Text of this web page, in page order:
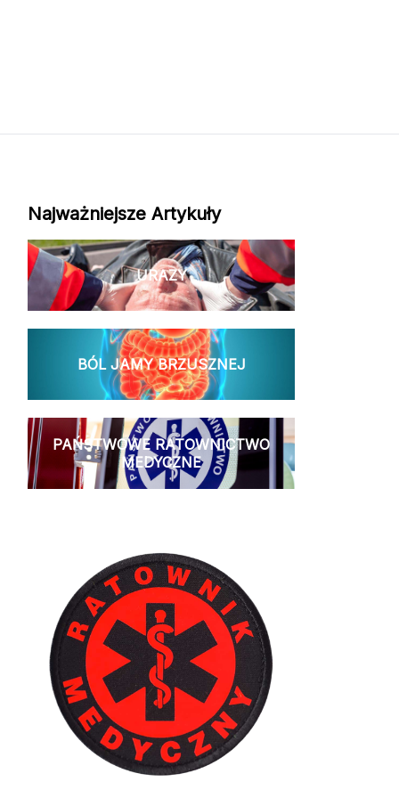
Najważniejsze Artykuły
URAZY
BÓL JAMY BRZUSZNEJ
PAŃSTWOWE RATOWNICTWO
MEDYCZNE